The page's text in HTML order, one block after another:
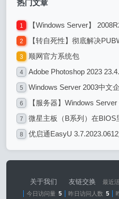
热门文章
1 【Windows Server】
2 【转自死性】彻底解决
3 顺网官方系统包
4 Adobe Photoshop 2023 23.4.2.603 茶
5 Windows Server 2003中文
6 【服务器】Windows Server 2008 R2
7 微星主板（B系列）在BIOS里的
8 优启通EasyU
关于我们 友链交换 最近
今日访问量 5 昨日访问人数 5